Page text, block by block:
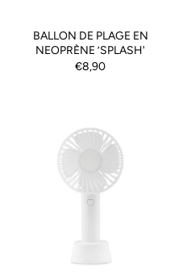
BALLON DE PLAGE EN
NEOPRÈNE ’SPLASH'
€8,90